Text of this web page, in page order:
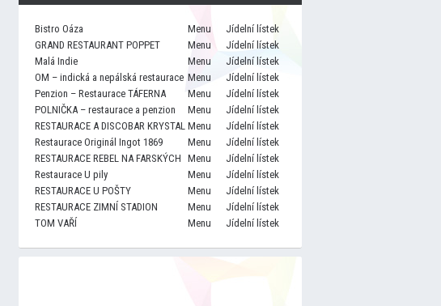
Bistro Oáza Menu
Jídelní lístek
GRAND RESTAURANT POPPET
Menu
Jídelní lístek
Malá Indie
Menu
Jídelní lístek
OM – indická a nepálská restaurace Menu
Jídelní lístek
Penzion – Restaurace TÁFERNA
Menu
Jídelní lístek
POLNIČKA – restaurace a penzion
Menu
Jídelní lístek
RESTAURACE A DISCOBAR KRYSTAL Menu
Jídelní lístek
Restaurace Originál Ingot 1869
Menu
Jídelní lístek
RESTAURACE REBEL NA FARSKÝCH Menu
Jídelní lístek
Restaurace U pily
Menu
Jídelní lístek
RESTAURACE U POŠTY
Menu
Jídelní lístek
RESTAURACE ZIMNÍ STADION
Menu
Jídelní lístek
TOM VAŘÍ
Menu Jídelní lístek